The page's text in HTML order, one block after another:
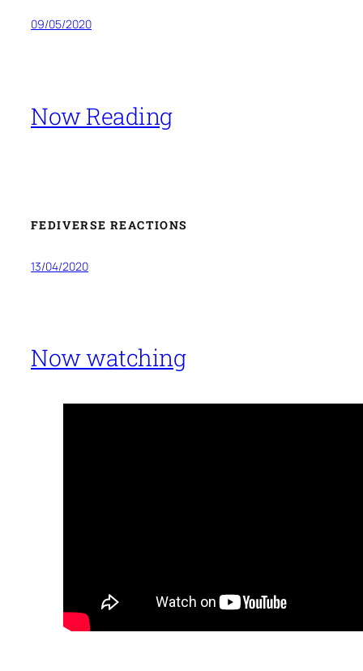
09/05/2020
Now Reading
FEDIVERSE REACTIONS
13/04/2020
Now watching